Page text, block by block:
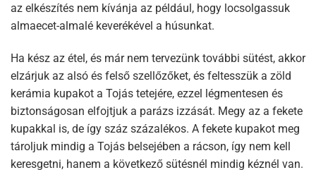
az elkészítés nem kívánja az például, hogy locsolgassuk
almaecet-almalé keverékével a húsunkat.
Ha kész az étel, és már nem tervezünk további sütést, akkor
elzárjuk az alsó és felső szellőzőket, és feltesszük a zöld
kerámia kupakot a Tojás tetejére, ezzel légmentesen és
biztonságosan elfojtjuk a parázs izzását. Megy az a fekete
kupakkal is, de így száz százalékos. A fekete kupakot meg
tároljuk mindig a Tojás belsejében a rácson, így nem kell
keresgetni, hanem a következő sütésnél mindig kéznél van.